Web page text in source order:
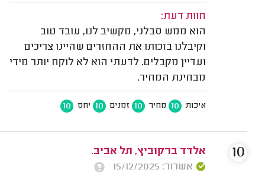
חוות דעת:
הוא ממש סבלני, מקשיב לנו, עובד טוב
וקיבלנו בזכותו את ההחזרים שהיינו צריכים
ועדיין מקבלים. לדעתי הוא לא לוקח יותר מידי
מבחינת המחיר.
איכות 10 מחיר 10 זמנים 10 יחס 10
אלדד ברקוביץ, תל אביב.
אשרור: 15/12/2025
10